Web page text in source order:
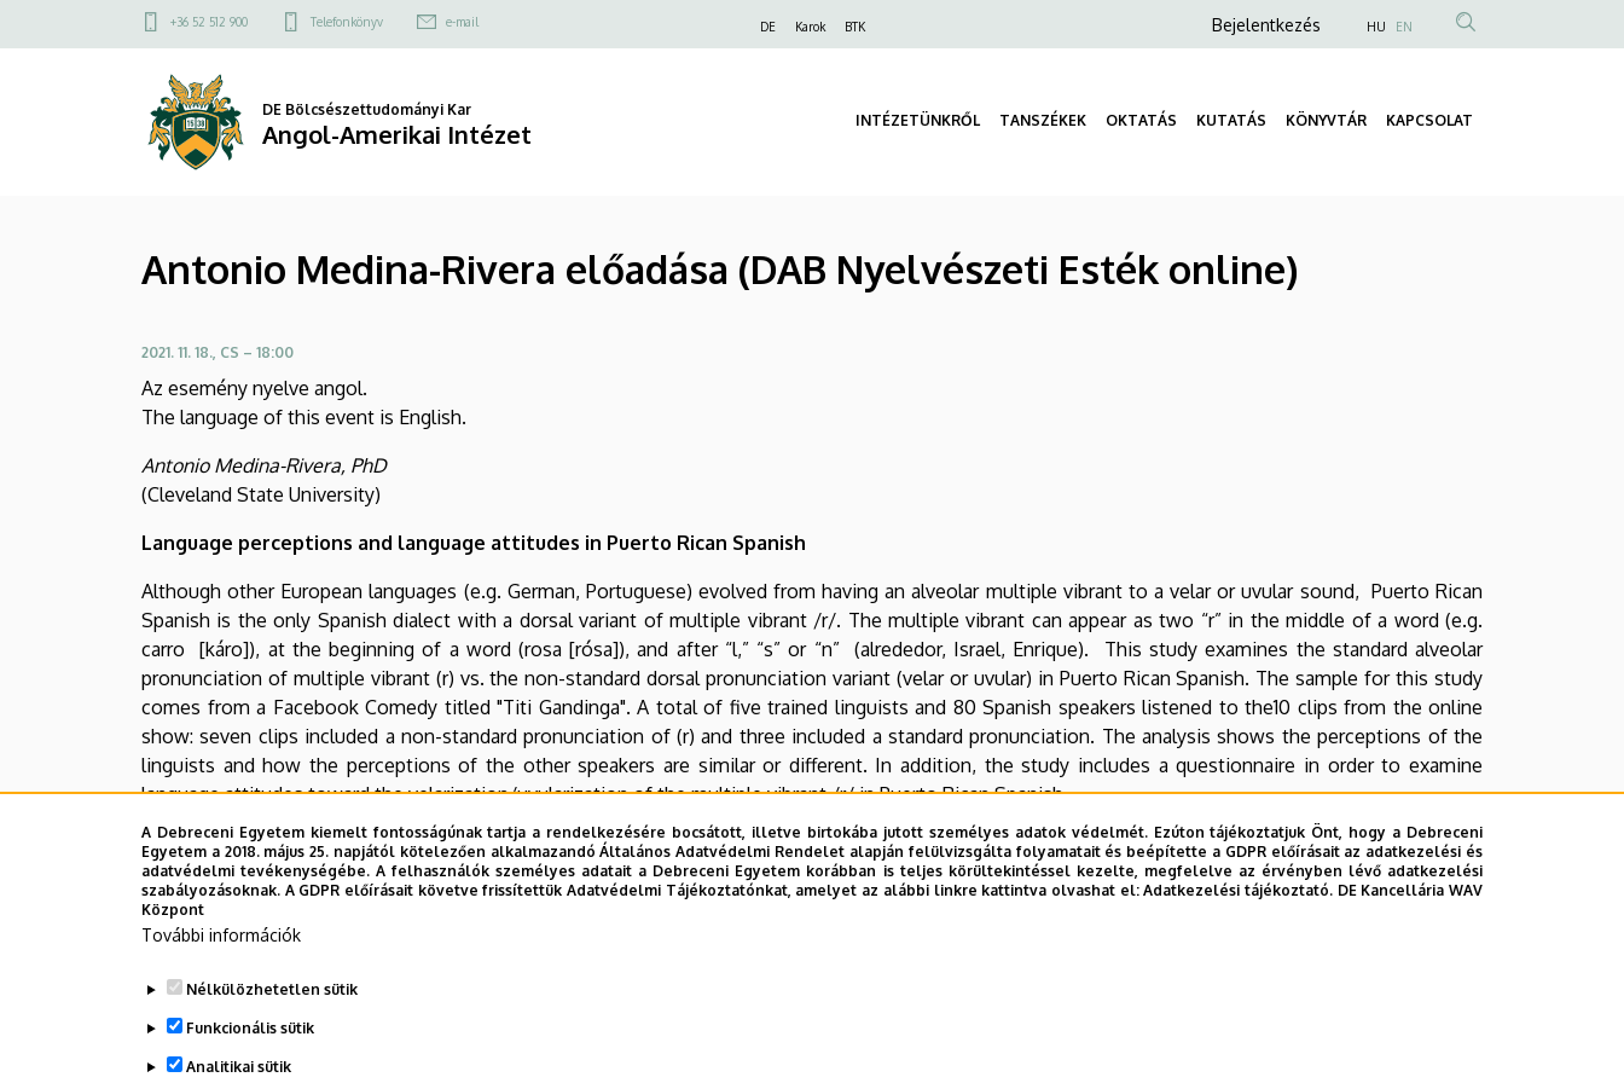
előadása
Nyelvészeti
Amerikai
a
Felső
menü
+36 52 512 900 Telefonkönyv e-mail DE Karok BTK
Anonim
menüje
Bejelentkezés HU EN
DE Bölcsészettudományi Kar
Angol-Amerikai Intézet INTÉZETÜNKRŐL TANSZÉKEK OKTATÁS KUTATÁS KÖNYVTÁR KAPCSOLAT
Antonio Medina-Rivera előadása (DAB Nyelvészeti Esték online)
2021. 11. 18., CS – 18:00
Az esemény nyelve angol.
The language of this event is English.
Antonio Medina-Rivera, PhD
(Cleveland State University)
Language perceptions and language attitudes in Puerto Rican Spanish
Although other European languages (e.g. German, Portuguese) evolved from having an alveolar multiple vibrant to a velar or uvular sound, Puerto Rican
Spanish is the only Spanish dialect with a dorsal variant of multiple vibrant /r/. The multiple vibrant can appear as two “r” in the middle of a word (e.g.
carro [káro]), at the beginning of a word (rosa [rósa]), and after “l,” “s” or “n” (alrededor, Israel, Enrique). This study examines the standard alveolar
pronunciation of multiple vibrant (r) vs. the non-standard dorsal pronunciation variant (velar or uvular) in Puerto Rican Spanish. The sample for this study
comes from a Facebook Comedy titled "Titi Gandinga". A total of five trained linguists and 80 Spanish speakers listened to the10 clips from the online
show: seven clips included a non-standard pronunciation of (r) and three included a standard pronunciation. The analysis shows the perceptions of the
linguists and how the perceptions of the other speakers are similar or different. In addition, the study includes a questionnaire in order to examine
language attitudes toward the velarization/uvularization of the multiple vibrant /r/ in Puerto Rican Spanish.
Az online előadás linkje:https://unideb.webex.com/unideb/j.php?MTID=m85fa140b90e97e92444c25ec097…
Legutóbbi frissítés: 2023. 06. 08. 11:03
A Debreceni Egyetem kiemelt fontosságúnak tartja a rendelkezésére bocsátott, illetve birtokába jutott személyes adatok védelmét. Ezúton tájékoztatjuk Önt, hogy a Debreceni
Egyetem a 2018. május 25. napjától kötelezően alkalmazandó Általános Adatvédelmi Rendelet alapján felülvizsgálta folyamatait és beépítette a GDPR előírásait az adatkezelési és
adatvédelmi tevékenységébe. A felhasználók személyes adatait a Debreceni Egyetem korábban is teljes körültekintéssel kezelte, megfelelve az érvényben lévő adatkezelési
szabályozásoknak. A GDPR előírásait követve frissítettük Adatvédelmi Tájékoztatónkat, amelyet az alábbi linkre kattintva olvashat el:Adatkezelési tájékoztató. DE Kancellária WAV
Központ
További információk
Nélkülözhetetlen sütik
Funkcionális sütik
Analitikai sütik